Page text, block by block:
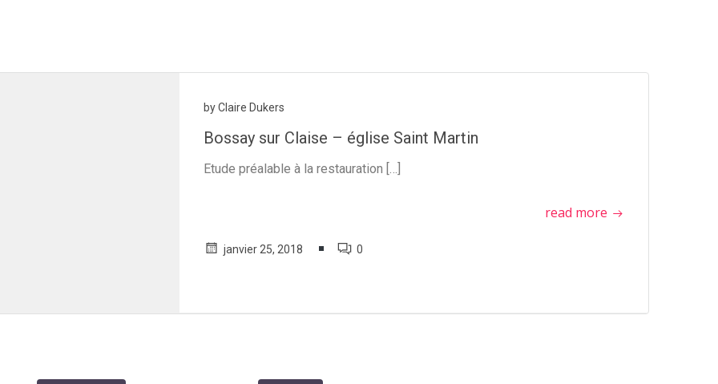
byClaire Dukers
Bossay sur Claise – église Saint Martin
Etude préalable à la restauration […]
read more
janvier 25, 2018 0